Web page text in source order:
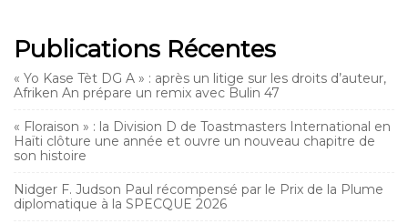
Publications Récentes
« Yo Kase Tèt DG A » : après un litige sur les droits d’auteur,
Afriken An prépare un remix avec Bulin 47
« Floraison » : la Division D de Toastmasters International en
Haïti clôture une année et ouvre un nouveau chapitre de
son histoire
Nidger F. Judson Paul récompensé par le Prix de la Plume
diplomatique à la SPECQUE 2026